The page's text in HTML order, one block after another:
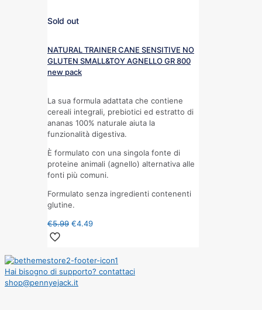
Sold out
NATURAL TRAINER CANE SENSITIVE NO
GLUTEN SMALL&TOY AGNELLO GR 800
new pack
La sua formula adattata che contiene
cereali integrali, prebiotici ed estratto di
ananas 100% naturale aiuta la
funzionalità digestiva.
È formulato con una singola fonte di
proteine animali (agnello) alternativa alle
fonti più comuni.
Formulato senza ingredienti contenenti
glutine.
€5.99 €4.49
Hai bisogno di supporto? contattaci
shop@pennyejack.it